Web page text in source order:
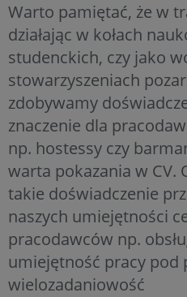
Warto pamiętać, że w
działając w kołach
studenckich, czy jako
stowarzyszeniach
zdobywamy
znaczenie dla
np. hostessy czy
warta pokazania w CV.
takie doświadczenie
naszych umiejętności
pracodawców np.
umiejętność pracy pod
wielozadaniowość